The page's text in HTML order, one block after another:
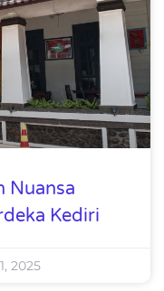
Nuansa
Kediri
2025